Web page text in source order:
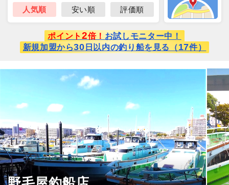
人気順
安い順 評価順
ポイント 2倍！ お試しモニター中！
新規加盟から30 日以内の釣り船を見る（17件）